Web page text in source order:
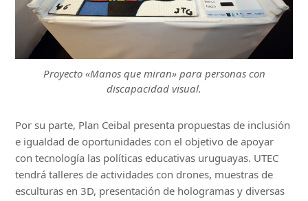
Proyecto «Manos que miran» para personas con
discapacidad visual.
Por su parte, Plan Ceibal presenta propuestas de inclusión
e igualdad de oportunidades con el objetivo de apoyar
con tecnología las políticas educativas uruguayas. UTEC
tendrá talleres de actividades con drones, muestras de
esculturas en 3D, presentación de hologramas y diversas